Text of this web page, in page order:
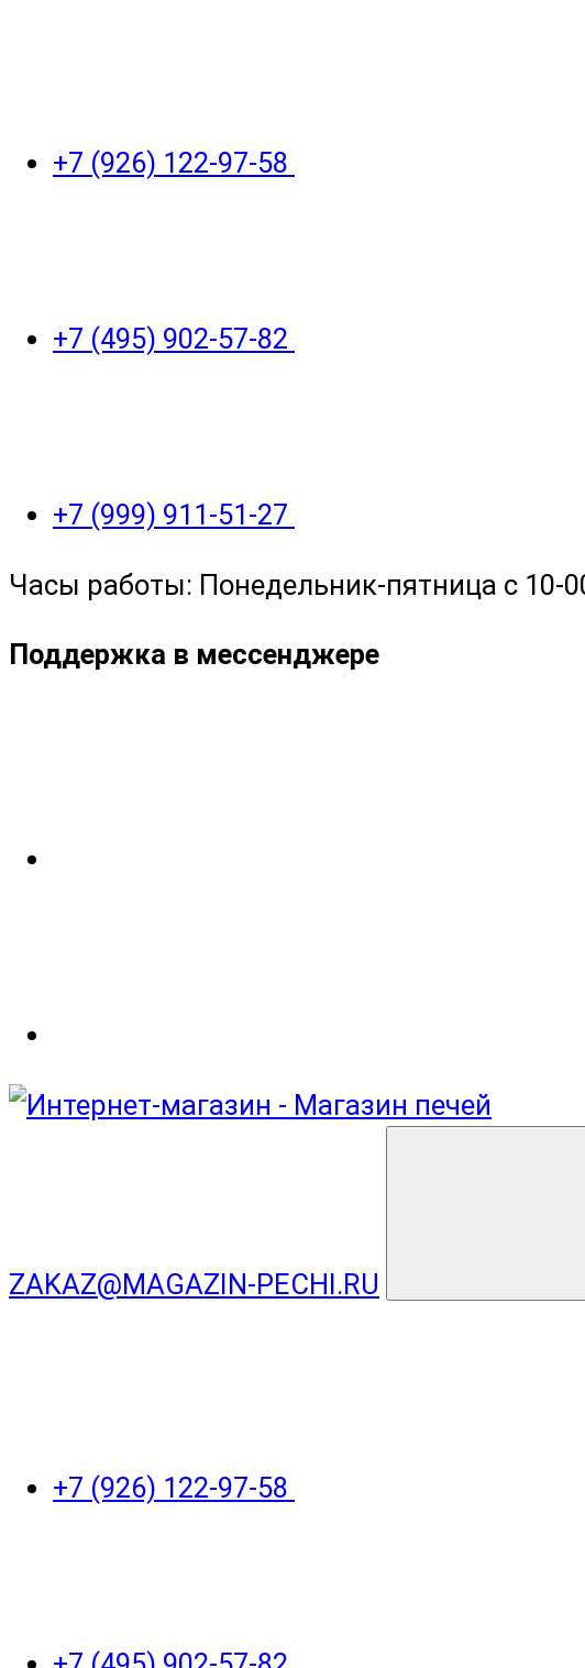
+7 (926) 122-97-58
+7 (495) 902-57-82
+7 (999) 911-51-27
Часы работы: Понедельник-пятница с 10-
Поддержка в мессенджере
ZAKAZ@MAGAZIN-PECHI.RU
+7 (926) 122-97-58